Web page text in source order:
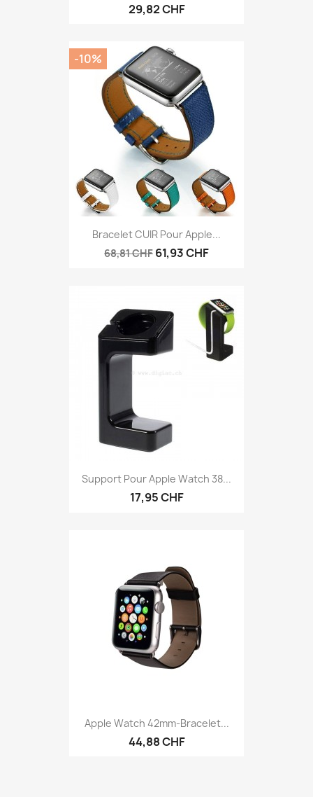
29,82 CHF
Bracelet CUIR Pour Apple...
68,81 CHF 61,93 CHF
-10%
Support Pour Apple Watch 38...
17,95 CHF
Apple Watch 42mm-Bracelet...
44,88 CHF